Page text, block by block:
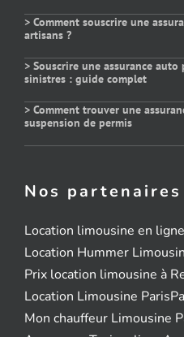
> Comment souscrire une
artisans ?
> Souscrire une assurance
sinistres : guide complet
> Comment trouver une
suspension de permis
Nos partenaires
Location limousine en ligne
Location Hummer
Prix location limousine à
Location Limousine Paris
Mon chauffeur Limousine